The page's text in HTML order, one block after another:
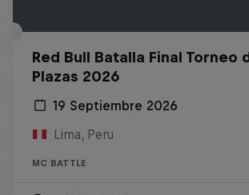
Red Bull Batalla Final Torneo
Plazas 2026
19 Septiembre 2026
Lima, Peru
MC BATTLE